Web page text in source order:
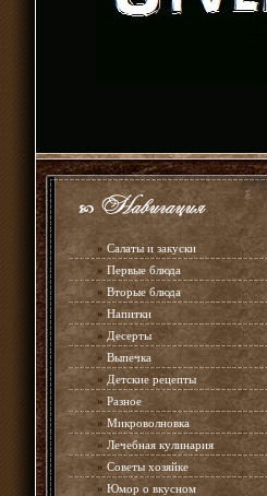
» Салаты и закуски
» Первые блюда
» Вторые блюда
» Напитки
»Десерты
» Выпечка
» Детские рецепты
» Разное
» Микроволновка
» Лечебная кулинария
» Советы хозяйке
» Юмор о вкусном